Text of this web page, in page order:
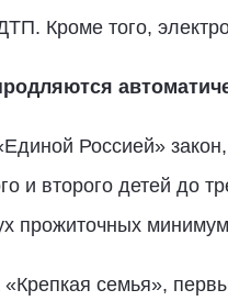
Кроме того,
Россией»
и второго детей до
прожиточных
«Крепкая семья»,